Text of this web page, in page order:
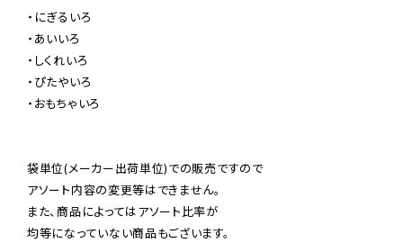
・にぎるいろ
・あいいろ
・しくれいろ
・ぴたやいろ
・おもちゃいろ
袋単位(メーカー出荷単位)での販売ですので
アソート内容の変更等はできません。
また、商品によってはアソート比率が
均等になっていない商品もございます。